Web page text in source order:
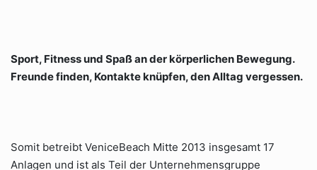
Sport, Fitness und Spaß an der körperlichen Bewegung.
Freunde finden, Kontakte knüpfen, den Alltag vergessen.
Somit betreibt VeniceBeach Mitte 2013 insgesamt 17
Anlagen und ist als Teil der Unternehmensgruppe